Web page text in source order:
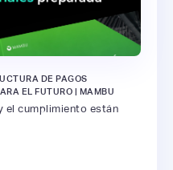
DE PAGOS
EL FUTURO | MAMBU
el cumplimiento están